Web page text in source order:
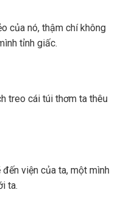
của nó, thậm chí không
tỉnh giấc.
treo cái túi thơm ta thêu
viện của ta, một mình
ta.